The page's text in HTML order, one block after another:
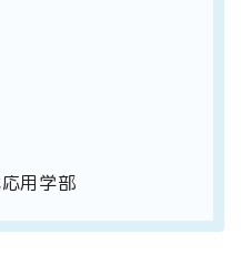
用学部